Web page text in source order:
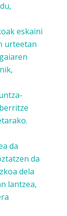
eskaini
urteetan
da
da
dela
lantzea,